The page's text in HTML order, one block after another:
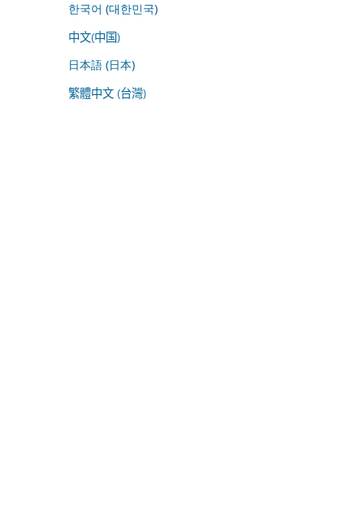
한국어 (대한민국)
中文(中国)
日本語 (日本)
繁體中文 (台灣)